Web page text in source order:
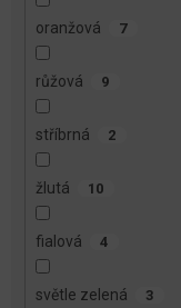
oranžová 7
růžová 9
stříbrná 2
žlutá 10
fialová 4
světle zelená 3